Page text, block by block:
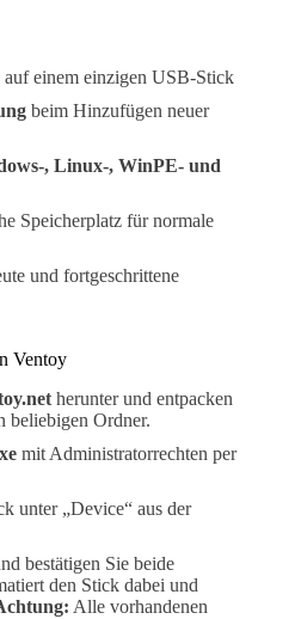
auf einem einzigen USB-Stick
beim Hinzufügen neuer
, Linux-, WinPE- und
Speicherplatz für normale
und fortgeschrittene
Ventoy
herunter und entpacken
beliebigen Ordner.
mit Administratorrechten per
unter „Device“ aus der
bestätigen Sie beide
den Stick dabei und
Alle vorhandenen